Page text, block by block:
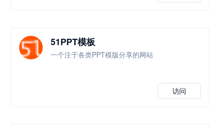
51PPT模板
一个注于各类PPT模版分享的网站
访问